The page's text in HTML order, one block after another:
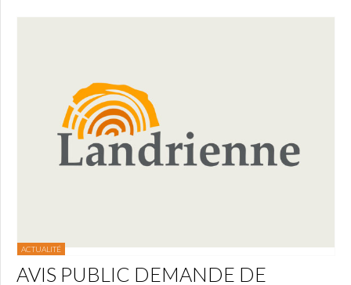
ACTUALITÉ
AVIS PUBLIC DEMANDE DE